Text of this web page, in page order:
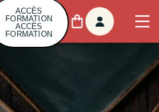
ACCÈS
FORMATION
ACCÈS
FORMATION